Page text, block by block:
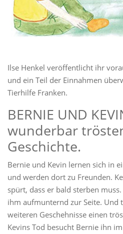
Ilse Henkel veröffentlicht ihr
und ein Teil der Einnahmen
Tierhilfe Franken.
BERNIE UND
wunderbar
Geschichte.
Bernie und Kevin lernen sich in
und werden dort zu Freunden.
spürt, dass er bald sterben
ihm aufmunternd zur Seite. Und
weiteren Geschehnisse einen
Kevins Tod besucht Bernie ihn